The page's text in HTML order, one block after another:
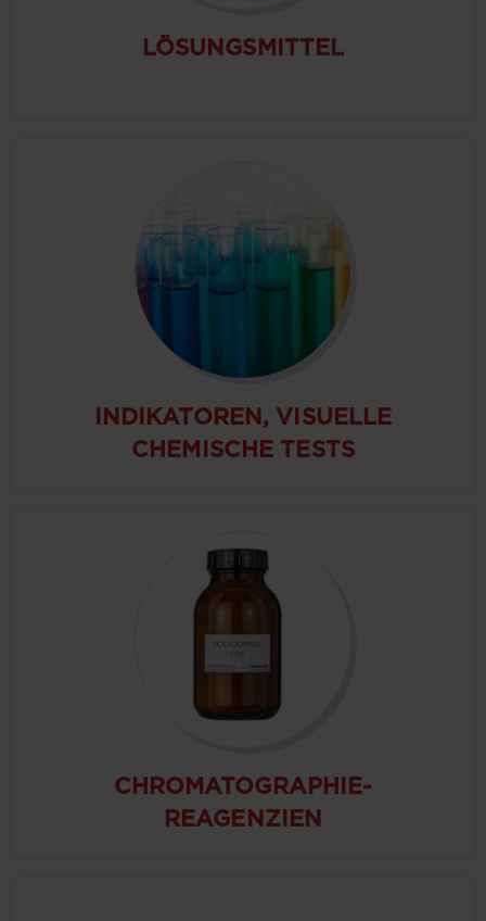
LÖSUNGSMITTEL
INDIKATOREN, VISUELLE
CHEMISCHE TESTS
CHROMATOGRAPHIE-
REAGENZIEN